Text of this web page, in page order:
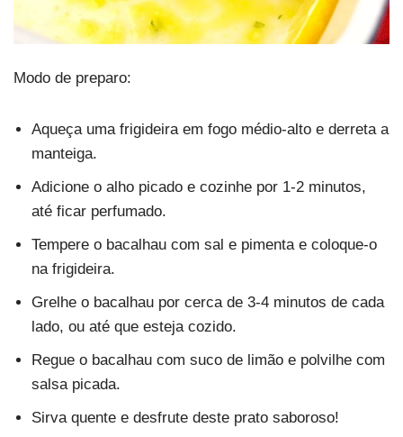
Modo de preparo:
Aqueça uma frigideira em fogo médio-alto e derreta a
manteiga.
Adicione o alho picado e cozinhe por 1-2 minutos,
até ficar perfumado.
Tempere o bacalhau com sal e pimenta e coloque-o
na frigideira.
Grelhe o bacalhau por cerca de 3-4 minutos de cada
lado, ou até que esteja cozido.
Regue o bacalhau com suco de limão e polvilhe com
salsa picada.
Sirva quente e desfrute deste prato saboroso!